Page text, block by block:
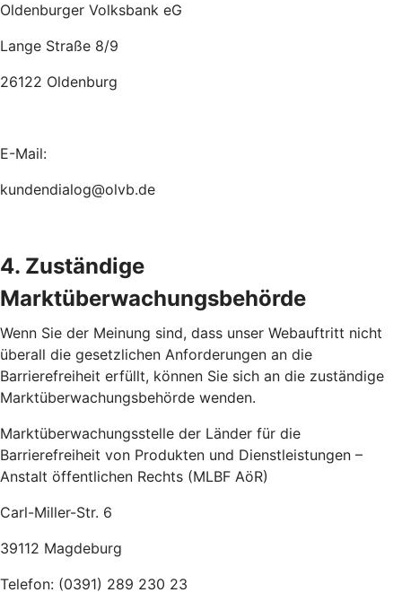
Oldenburger Volksbank eG
Lange Straße 8/9
26122 Oldenburg
E-Mail:
kundendialog@olvb.de
4. Zuständige
Marktüberwachungsbehörde
Wenn Sie der Meinung sind, dass unser Webauftritt nicht
überall die gesetzlichen Anforderungen an die
Barrierefreiheit erfüllt, können Sie sich an die zuständige
Marktüberwachungsbehörde wenden.
Marktüberwachungsstelle der Länder für die
Barrierefreiheit von Produkten und Dienstleistungen –
Anstalt öffentlichen Rechts (MLBF AöR)
Carl-Miller-Str. 6
39112 Magdeburg
Telefon: (0391) 289 230 23